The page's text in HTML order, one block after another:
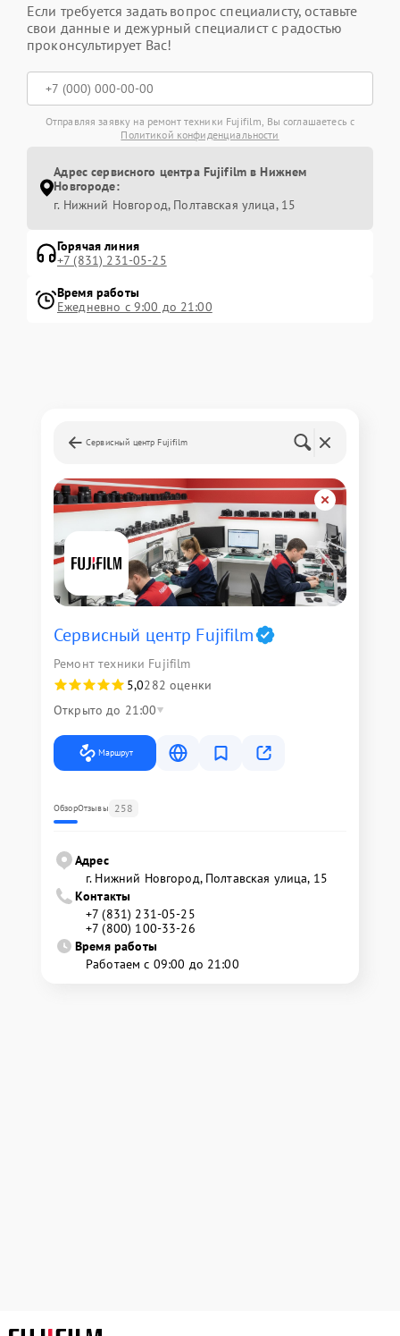
Если требуется задать вопрос специалисту, оставьте
свои данные и дежурный специалист с радостью
проконсультирует Вас!
Отправляя заявку на ремонт техники Fujifilm, Вы соглашаетесь с
Политикой конфиденциальности
Адрес сервисного центра Fujifilm в Нижнем
Новгороде:
г. Нижний Новгород, Полтавская улица, 15
Горячая линия
+7 (831) 231-05-25
Время работы
Ежедневно с 9:00 до 21:00
Сервисный центр Fujifilm
Сервисный центр Fujifilm
Ремонт техники Fujifilm
5,0282 оценки
Открыто до 21:00
Маршрут
ОбзорОтзывы 258
Адрес
г. Нижний Новгород, Полтавская улица, 15
Контакты
+7 (831) 231-05-25
+7 (800) 100-33-26
Время работы
Работаем с 09:00 до 21:00